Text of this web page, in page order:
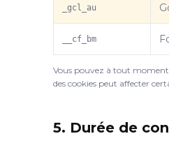
_gcl_au
__cf_bm
Vous pouvez à tout
des cookies peut affecter
5. Durée de